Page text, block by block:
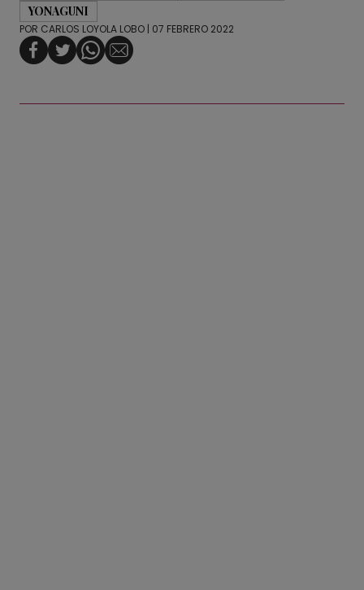
YONAGUNI
POR CARLOS LOYOLA LOBO | 07 FEBRERO 2022